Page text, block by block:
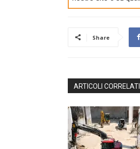
Share
ARTICOLI CORRELATI